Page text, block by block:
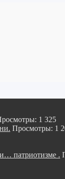
1 325
Просмотры: 1
патриотизме .